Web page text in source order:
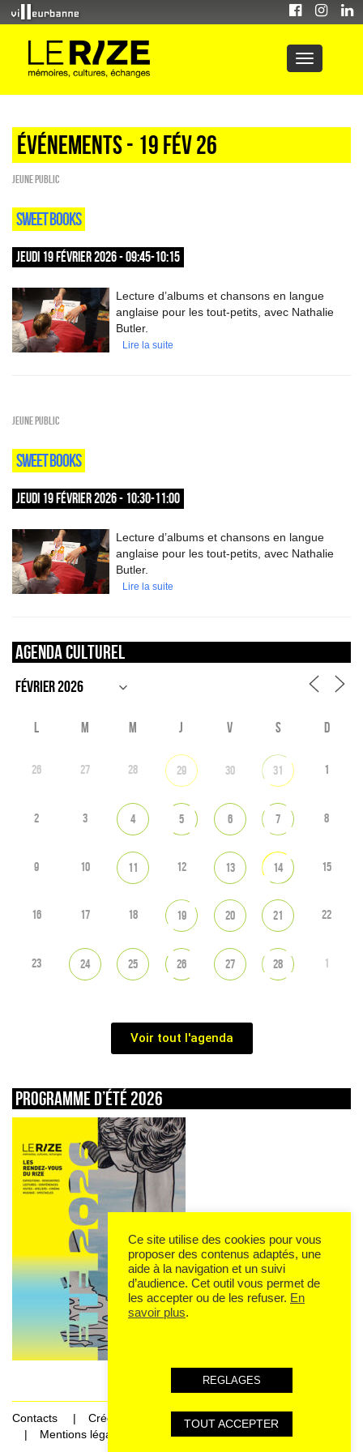
Événements - 19 Fév 26
Jeune public
SWEET BOOKS
JEUDI 19 FÉVRIER 2026 - 09:45-10:15
Lecture d’albums et chansons en langue
anglaise pour les tout-petits, avec Nathalie
Butler.
Lire la suite
Jeune public
SWEET BOOKS
JEUDI 19 FÉVRIER 2026 - 10:30-11:00
Lecture d’albums et chansons en langue
anglaise pour les tout-petits, avec Nathalie
Butler.
Lire la suite
Agenda culturel
L M M J V S D
26 27 28 29 30 31 1
2 3 4 5 6 7 8
9 10 11 12 13 14 15
16 17 18 19 20 21 22
23 24 25 26 27 28 1
Voir tout l'agenda
Programme d’été 2026
Contacts
Crédits
Mentions légales et données personnelles
Ce site utilise des cookies pour vous
proposer des contenus adaptés, une
aide à la navigation et un suivi
d’audience. Cet outil vous permet de
les accepter ou de les refuser. En
savoir plus.
REGLAGES
TOUT ACCEPTER